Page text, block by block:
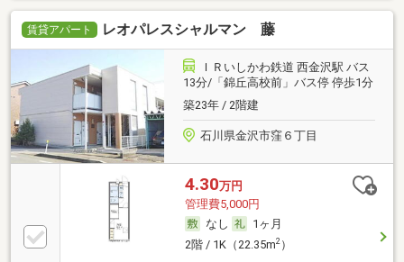
賃貸アパート レオパレスシャルマン 藤
ＩＲいしかわ鉄道 西金沢駅 バス
13分/「錦丘高校前」バス停 停歩1分
築23年 / 2階建
石川県金沢市窪６丁目
4.30万円
管理費5,000円
なし
1ヶ月
2階 / 1K（22.35m2）